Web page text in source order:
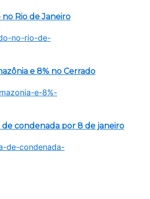
Rio de Janeiro
e 8% no Cerrado
condenada por 8 de janeiro